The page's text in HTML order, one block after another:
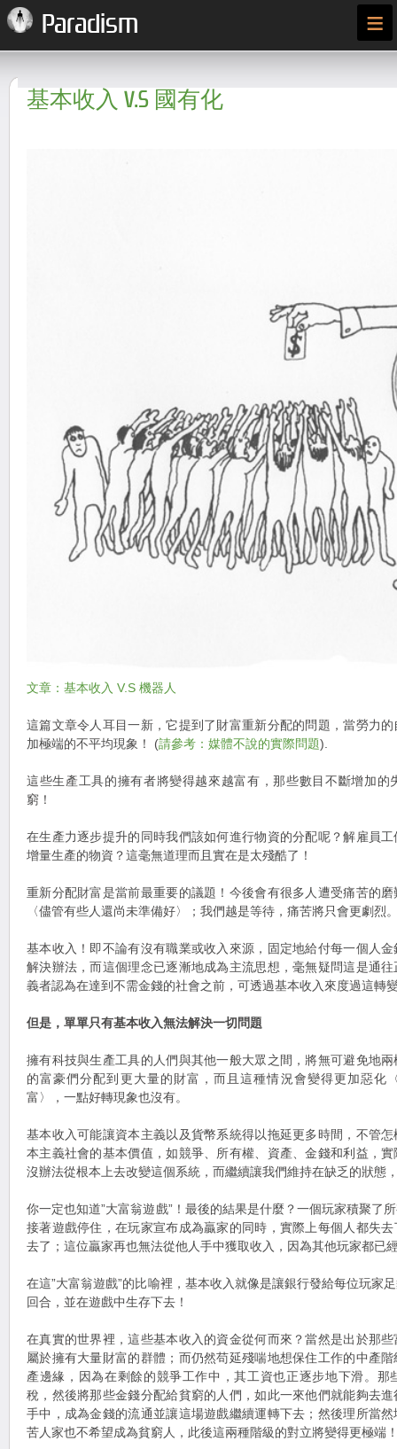
Paradism ≡
基本收入 V.S 國有化
文章：基本收入 V.S 機器人
這篇文章令人耳目一新，它提到了財富重新分配的問題，當勞力
加極端的不平均現象！ (請參考：媒體不說的實際問題).
這些生產工具的擁有者將變得越來越富有，那些數目不斷增加的
窮！
在生產力逐步提升的同時我們該如何進行物資的分配呢？解雇員
增量生產的物資？這毫無道理而且實在是太殘酷了！
重新分配財富是當前最重要的議題！今後會有很多人遭受痛苦的
〈儘管有些人還尚未準備好〉；我們越是等待，痛苦將只會更劇烈
基本收入！即不論有沒有職業或收入來源，固定地給付每一個人
解決辦法，而這個理念已逐漸地成為主流思想，毫無疑問這是通
義者認為在達到不需金錢的社會之前，可透過基本收入來度過這轉
但是，單單只有基本收入無法解決一切問題
擁有科技與生產工具的人們與其他一般大眾之間，將無可避免地
的富豪們分配到更大量的財富，而且這種情況會變得更加惡化
富〉，一點好轉現象也沒有。
基本收入可能讓資本主義以及貨幣系統得以拖延更多時間，不管
本主義社會的基本價值，如競爭、所有權、資產、金錢和利益，
沒辦法從根本上去改變這個系統，而繼續讓我們維持在缺乏的狀態
你一定也知道”大富翁遊戲”！最後的結果是什麼？一個玩家積聚了
接著遊戲停住，在玩家宣布成為贏家的同時，實際上每個人都失
去了；這位贏家再也無法從他人手中獲取收入，因為其他玩家都已
在這”大富翁遊戲”的比喻裡，基本收入就像是讓銀行發給每位玩家
回合，並在遊戲中生存下去！
在真實的世界裡，這些基本收入的資金從何而來？當然是出於那
屬於擁有大量財富的群體；而仍然苟延殘喘地想保住工作的中產
產邊緣，因為在剩餘的競爭工作中，其工資也正逐步地下滑。那
稅，然後將那些金錢分配給貧窮的人們，如此一來他們就能夠去
手中，成為金錢的流通並讓這場遊戲繼續運轉下去；然後理所當
苦人家也不希望成為貧窮人，此後這兩種階級的對立將變得更極端